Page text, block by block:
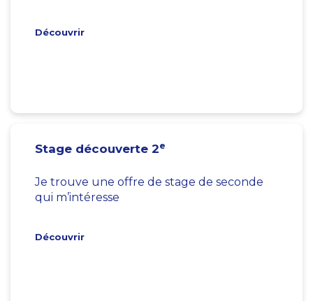
Découvrir
Stage découverte 2e
Je trouve une offre de stage de seconde
qui m’intéresse
Découvrir